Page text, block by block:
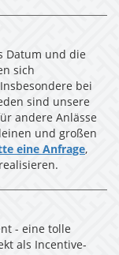
Datum und die
sich
bei
sind unsere
andere Anlässe
und großen
eine Anfrage,
- eine tolle
als Incentive-